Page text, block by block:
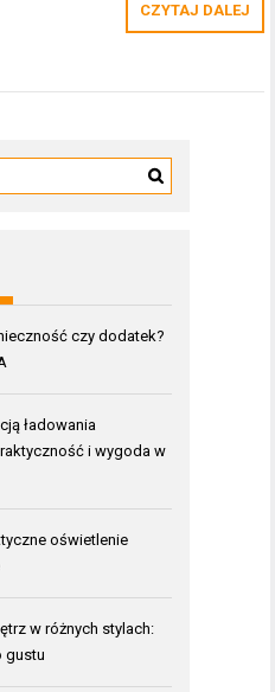
CZYTAJ DALEJ
czy dodatek?
ładowania
i wygoda w
oświetlenie
w różnych stylach:
gustu